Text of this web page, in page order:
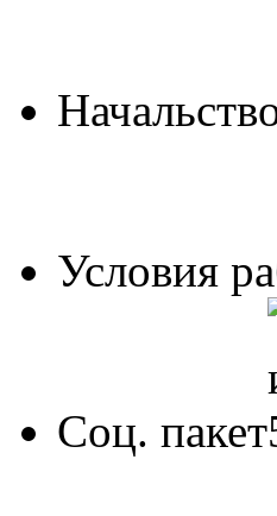
Условия
Соц. пакет